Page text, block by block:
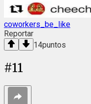
coworkers_be_like
Reportar
14puntos
#11